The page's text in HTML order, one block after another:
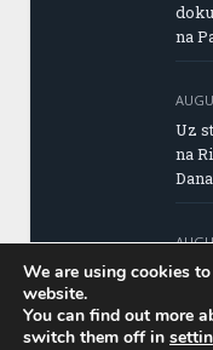
na
Uz
na
We are using cookies
website.
You can find out more
switch them off in